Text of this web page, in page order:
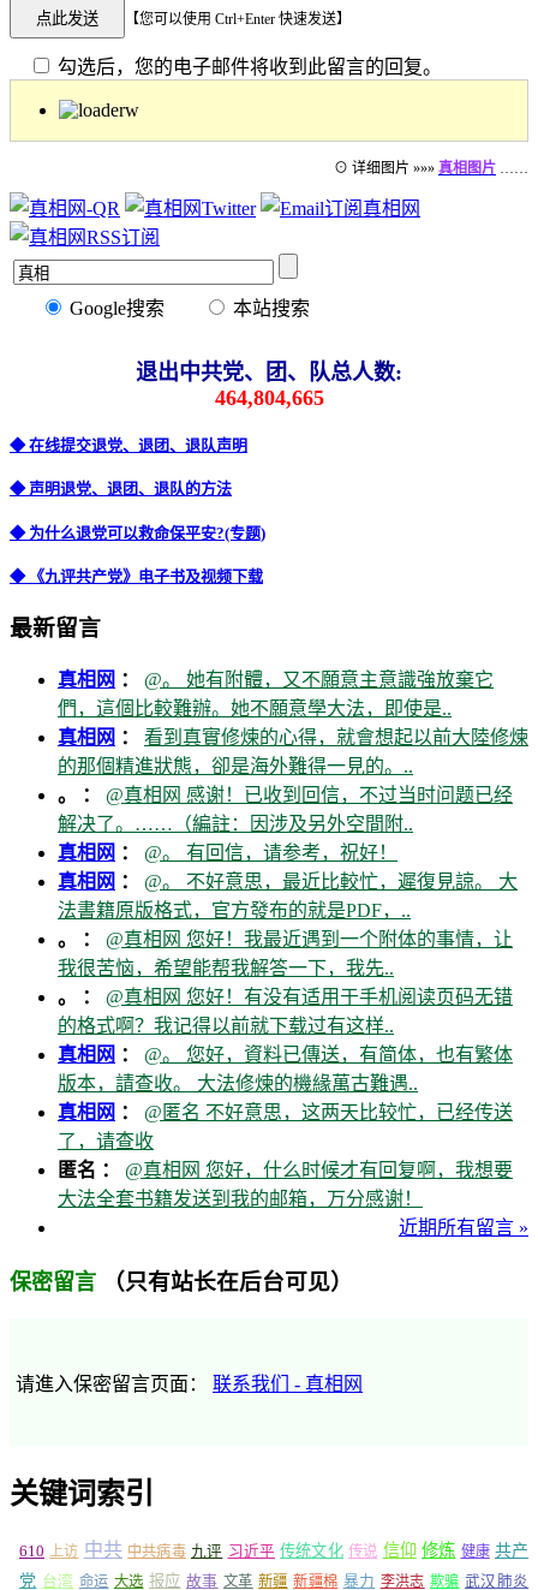
【您可以使用 Ctrl+Enter 快速发送】
勾选后，您的电子邮件将收到此留言的回复。
⊙ 详细图片 »»» 真相图片 ……
Google搜索 本站搜索
退出中共党、团、队总人数:
464,804,665
◆ 在线提交退党、退团、退队声明
◆ 声明退党、退团、退队的方法
◆ 为什么退党可以救命保平安?(专题)
◆ 《九评共产党》电子书及视频下载
最新留言
真相网 ： @。 她有附體，又不願意主意識強放棄它
們，這個比較難辦。她不願意學大法，即使是..
真相网 ： 看到真實修煉的心得，就會想起以前大陸修煉
的那個精進狀態，卻是海外難得一見的。..
。 ： @真相网 感谢！已收到回信，不过当时问题已经
解决了。……（編註：因涉及另外空間附..
真相网 ： @。 有回信，请参考，祝好！
真相网 ： @。 不好意思，最近比較忙，遲復見諒。 大
法書籍原版格式，官方發布的就是PDF，..
。 ： @真相网 您好！我最近遇到一个附体的事情，让
我很苦恼，希望能帮我解答一下，我先..
。 ： @真相网 您好！有没有适用于手机阅读页码无错
的格式啊？我记得以前就下载过有这样..
真相网 ： @。 您好，資料已傳送，有简体，也有繁体
版本，請查收。 大法修煉的機緣萬古難遇..
真相网 ： @匿名 不好意思，这两天比较忙，已经传送
了，请查收
匿名 ： @真相网 您好，什么时候才有回复啊，我想要
大法全套书籍发送到我的邮箱，万分感谢！
近期所有留言 »
保密留言 （只有站长在后台可见）
请進入保密留言页面： 联系我们 - 真相网
关键词索引
610 上访 中共 中共病毒 九评 习近平 传统文化 传说 信仰 修炼 健康 共产
党 台湾 命运 大选 报应 故事 文革 新疆 新疆棉 暴力 李洪志 欺骗 武汉肺炎